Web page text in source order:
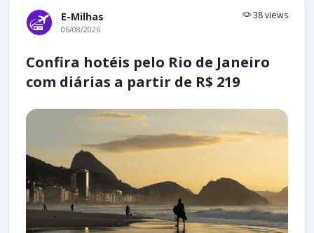
E-Milhas 38 views
06/08/2026
Confira hotéis pelo Rio de Janeiro
com diárias a partir de R$ 219